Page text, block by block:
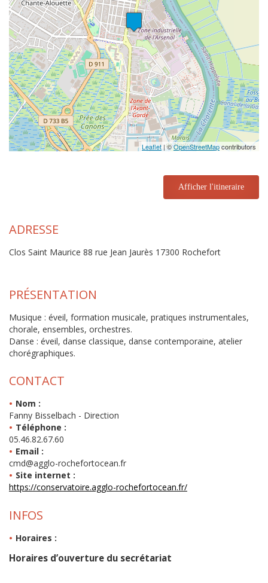
Leaflet | ©OpenStreetMapcontributors
Afficher l'itineraire
ADRESSE
Clos Saint Maurice 88 rue Jean Jaurès 17300 Rochefort
PRÉSENTATION
Musique : éveil, formation musicale, pratiques instrumentales,
chorale, ensembles, orchestres.
Danse : éveil, danse classique, danse contemporaine, atelier
chorégraphiques.
CONTACT
Nom :
Fanny Bisselbach - Direction
Téléphone :
05.46.82.67.60
Email :
cmd@agglo-rochefortocean.fr
Site internet :
https://conservatoire.agglo-rochefortocean.fr/
INFOS
Horaires :
Horaires d’ouverture du secrétariat